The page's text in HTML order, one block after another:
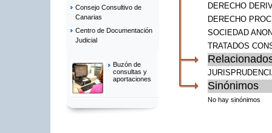
Consejo Consultivo de
Canarias
Centro de Documentación
Judicial
Buzón de
consultas y
aportaciones
DERECHO
DERECHO
SOCIEDAD
TRATADOS
Sinónimos
No hay sinónimos